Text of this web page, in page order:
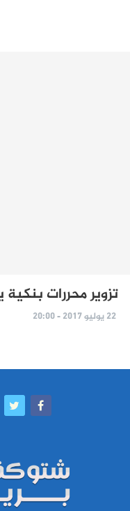
تزوير محررات
22 يوليو 2017 - 20:00